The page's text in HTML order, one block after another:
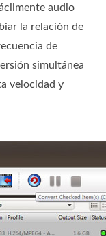
audio
la relación de
de
simultánea
velocidad y